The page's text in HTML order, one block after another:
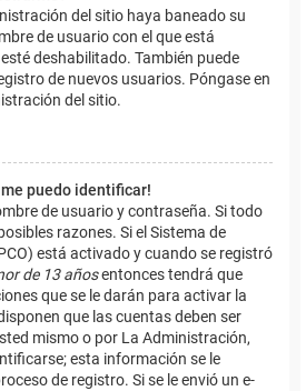
del sitio haya baneado su
de usuario con el que está
deshabilitado. También puede
de nuevos usuarios. Póngase en
del sitio.
puedo identificar!
de usuario y contraseña. Si todo
razones. Si el Sistema de
está activado y cuando se registró
de 13 añosentonces tendrá que
que se le darán para activar la
que las cuentas deben ser
mismo o por La Administración,
esta información se le
de registro. Si se le envió un e-